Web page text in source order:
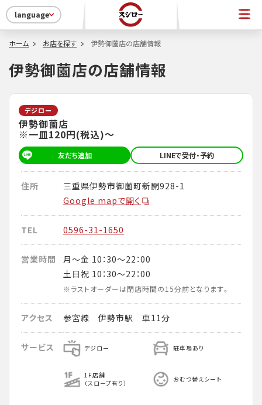
language
ホーム お店を探す 伊勢御薗店の店舗情報
伊勢御薗店の店舗情報
デジロー
伊勢御薗店
※一皿120円(税込)～
友だち追加 LINEで受付・予約
住所
三重県伊勢市御薗町新開928-1
Google mapで開く
TEL 0596-31-1650
営業時間
月～金 10：30～22：00
土日祝 10：30～22：00
※ラストオーダーは閉店時間の15分前となります。
アクセス 参宮線 伊勢市駅 車11分
サービス デジロー 駐車場あり
1F店舗
（スロープ有り）
おむつ替えシート